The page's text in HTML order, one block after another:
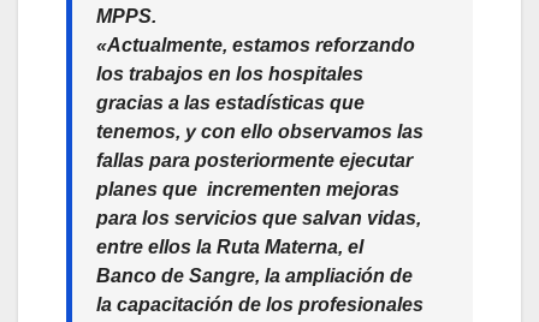
MPPS.
«Actualmente, estamos reforzando
los trabajos en los hospitales
gracias a las estadísticas que
tenemos, y con ello observamos las
fallas para posteriormente ejecutar
planes que incrementen mejoras
para los servicios que salvan vidas,
entre ellos la Ruta Materna, el
Banco de Sangre, la ampliación de
la capacitación de los profesionales